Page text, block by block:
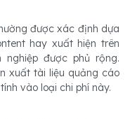
được xác định dựa
hay xuất hiện trên
được phủ rộng.
xuất tài liệu quảng cáo
vào loại chi phí này.